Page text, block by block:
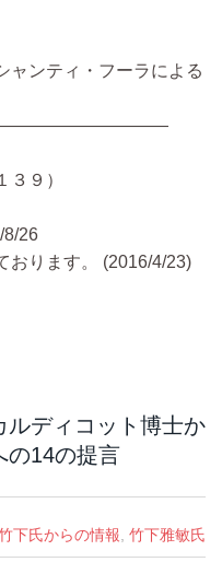
ャンティ・フーラによる
９）
8/26
おります。 (2016/4/23)
ルディコット博士か
の14の提言
下氏からの情報 竹下雅敏氏